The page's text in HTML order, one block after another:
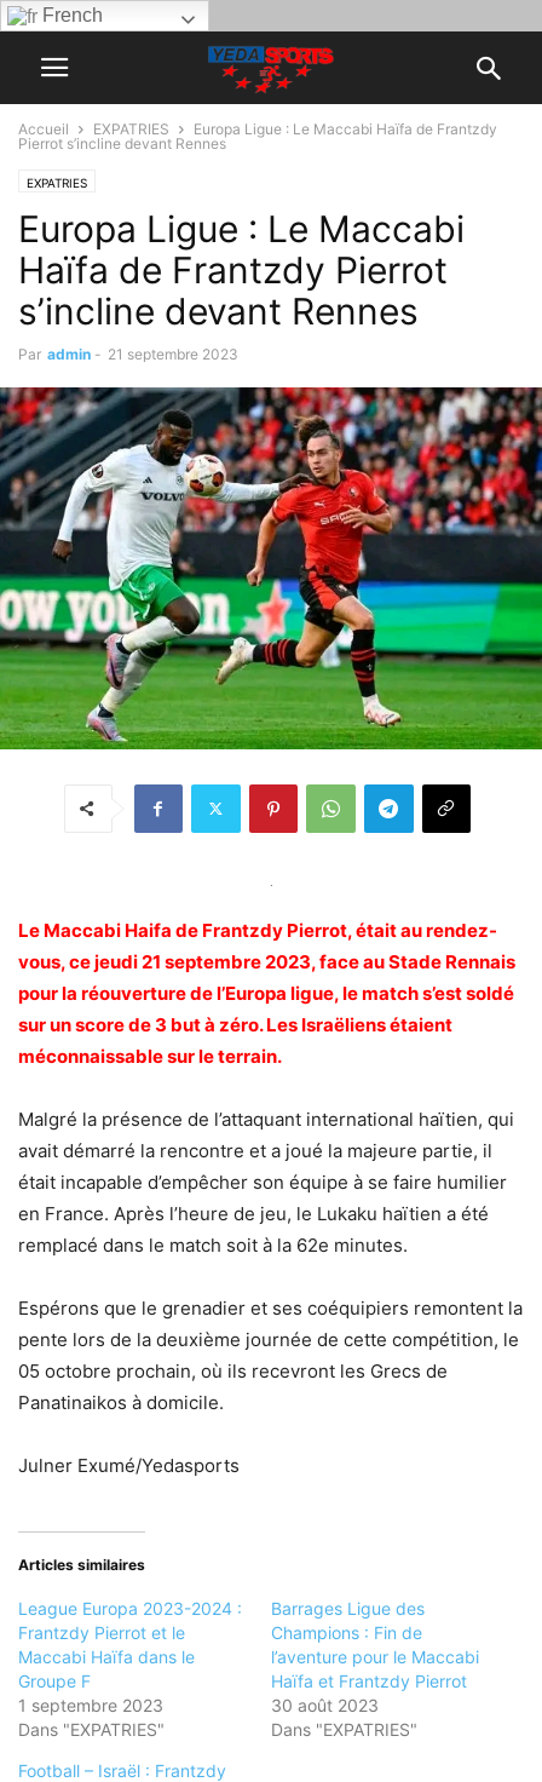
French
Accueil EXPATRIES
Europa Ligue : Le Maccabi Haïfa de Frantzdy
Pierrot s’incline devant Rennes
EXPATRIES
Europa Ligue : Le Maccabi
Haïfa de Frantzdy Pierrot
s’incline devant Rennes
Par admin - 21 septembre 2023
Le Maccabi Haifa de Frantzdy Pierrot, était au rendez-
vous, ce jeudi 21 septembre 2023, face au Stade Rennais
pour la réouverture de l’Europa ligue, le match s’est soldé
sur un score de 3 but à zéro. Les Israëliens étaient
méconnaissable sur le terrain.
Malgré la présence de l’attaquant international haïtien, qui
avait démarré la rencontre et a joué la majeure partie, il
était incapable d’empêcher son équipe à se faire humilier
en France. Après l’heure de jeu, le Lukaku haïtien a été
remplacé dans le match soit à la 62e minutes.
Espérons que le grenadier et ses coéquipiers remontent la
pente lors de la deuxième journée de cette compétition, le
05 octobre prochain, où ils recevront les Grecs de
Panatinaikos à domicile.
Julner Exumé/Yedasports
Articles similaires
League Europa 2023-2024 :
Frantzdy Pierrot et le
Maccabi Haïfa dans le
Groupe F
1 septembre 2023
Dans "EXPATRIES"
Barrages Ligue des
Champions : Fin de
l’aventure pour le Maccabi
Haïfa et Frantzdy Pierrot
30 août 2023
Dans "EXPATRIES"
Football – Israël : Frantzdy